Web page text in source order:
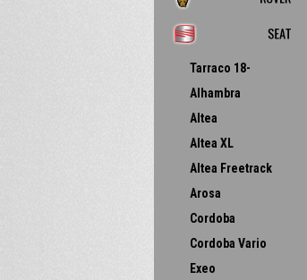
Tarraco 18-
Alhambra
Altea
Altea XL
Altea Freetrack
Arosa
Cordoba
Cordoba Vario
Exeo